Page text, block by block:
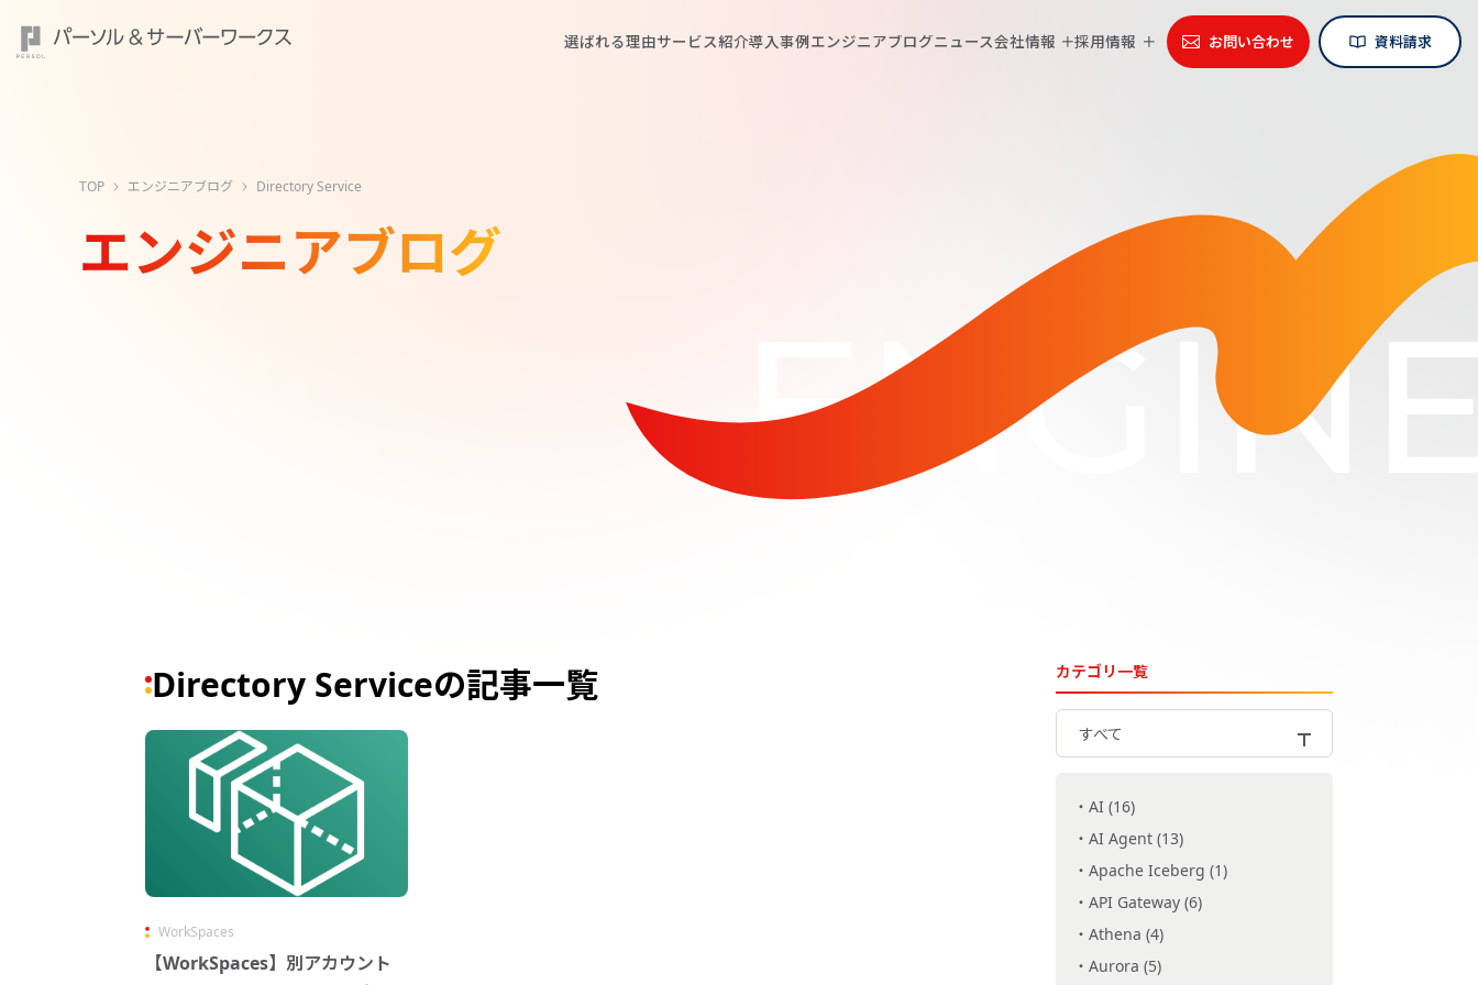
選ばれる理由サービス紹介導入事例エンジニアブログニュース会社情報 採用情報 お問い合わせ 資料請求
TOP エンジニアブログ Directory Service
エンジニアブログ
Directory Serviceの記事一覧
WorkSpaces
【WorkSpaces】別アカウント
カテゴリ一覧
すべて
AI (16)
AI Agent (13)
Apache Iceberg (1)
API Gateway (6)
Athena (4)
Aurora (5)